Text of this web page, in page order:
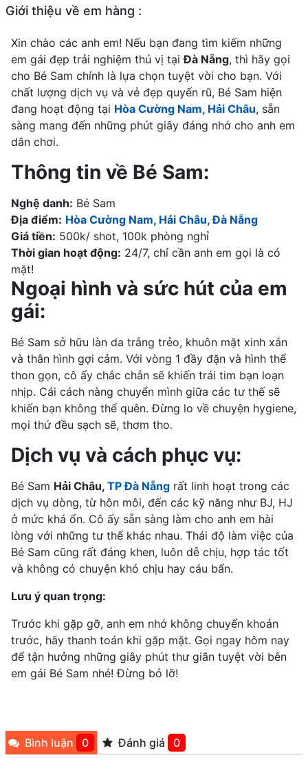
Giới thiệu về em hàng :
Xin chào các anh em! Nếu bạn đang tìm kiếm những
em gái đẹp trải nghiệm thú vị tạiĐà Nẵng, thì hãy gọi
cho Bé Sam chính là lựa chọn tuyệt vời cho bạn. Với
chất lượng dịch vụ và vẻ đẹp quyến rũ, Bé Sam hiện
đang hoạt động tại Hòa Cường Nam, Hải Châu, sẵn
sàng mang đến những phút giây đáng nhớ cho anh em
dân chơi.
Thông tin về Bé Sam:
Nghệ danh: Bé Sam
Địa điểm: Hòa Cường Nam, Hải Châu, Đà Nẵng
Giá tiền: 500k/ shot, 100k phòng nghỉ
Thời gian hoạt động: 24/7, chỉ cần anh em gọi là có
mặt!
Ngoại hình và sức hút của em
gái:
Bé Sam sở hữu làn da trắng trẻo, khuôn mặt xinh xắn
và thân hình gợi cảm. Với vòng 1 đầy đặn và hình thể
thon gọn, cô ấy chắc chắn sẽ khiến trái tim bạn loạn
nhịp. Cái cách nàng chuyển mình giữa các tư thế sẽ
khiến bạn không thể quên. Đừng lo về chuyện hygiene,
mọi thứ đều sạch sẽ, thơm tho.
Dịch vụ và cách phục vụ:
Bé Sam Hải Châu, TP Đà Nẵng rất linh hoạt trong các
dịch vụ dòng, từ hôn môi, đến các kỹ năng như BJ, HJ
ở mức khá ổn. Cô ấy sẵn sàng làm cho anh em hài
lòng với những tư thế khác nhau. Thái độ làm việc của
Bé Sam cũng rất đáng khen, luôn dễ chịu, hợp tác tốt
và không có chuyện khó chịu hay cáu bẩn.
Lưu ý quan trọng:
Trước khi gặp gỡ, anh em nhớ không chuyển khoản
trước, hãy thanh toán khi gặp mặt. Gọi ngay hôm nay
để tận hưởng những giây phút thư giãn tuyệt vời bên
em gái Bé Sam nhé! Đừng bỏ lỡ!
Bình luận 0 Đánh giá 0